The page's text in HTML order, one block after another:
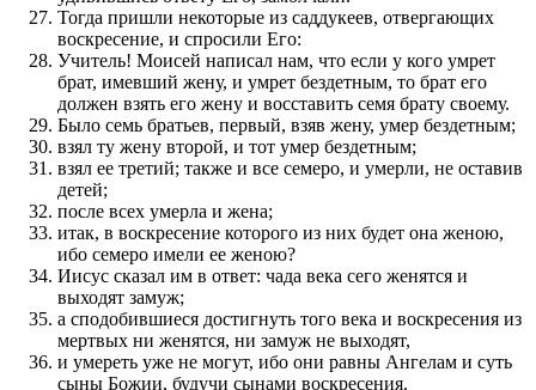
Тогда пришли некоторые из саддукеев, отвергающих
воскресение, и спросили Его:
Учитель! Моисей написал нам, что если у кого умрет
брат, имевший жену, и умрет бездетным, то брат его
должен взять его жену и восставить семя брату своему.
Было семь братьев, первый, взяв жену, умер бездетным;
взял ту жену второй, и тот умер бездетным;
взял ее третий; также и все семеро, и умерли, не оставив
детей;
после всех умерла и жена;
итак, в воскресение которого из них будет она женою,
ибо семеро имели ее женою?
Иисус сказал им в ответ: чада века сего женятся и
выходят замуж;
а сподобившиеся достигнуть того века и воскресения из
мертвых ни женятся, ни замуж не выходят,
и умереть уже не могут, ибо они равны Ангелам и суть
сыны Божии, будучи сынами воскресения.